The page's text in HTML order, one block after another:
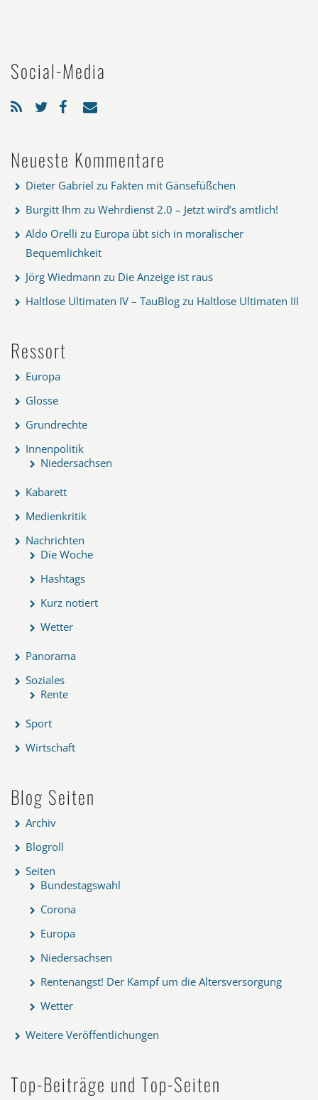
Social-Media
Neueste Kommentare
Dieter Gabriel zu Fakten mit Gänsefüßchen
Burgitt Ihm zu Wehrdienst 2.0 – Jetzt wird’s amtlich!
Aldo Orelli zu Europa übt sich in moralischer
Bequemlichkeit
Jörg Wiedmann zu Die Anzeige ist raus
Haltlose Ultimaten IV – TauBlog zu Haltlose Ultimaten III
Ressort
Europa
Glosse
Grundrechte
Innenpolitik
Niedersachsen
Kabarett
Medienkritik
Nachrichten
Die Woche
Hashtags
Kurz notiert
Wetter
Panorama
Soziales
Rente
Sport
Wirtschaft
Blog Seiten
Archiv
Blogroll
Seiten
Bundestagswahl
Corona
Europa
Niedersachsen
Rentenangst! Der Kampf um die Altersversorgung
Wetter
Weitere Veröffentlichungen
Top-Beiträge und Top-Seiten